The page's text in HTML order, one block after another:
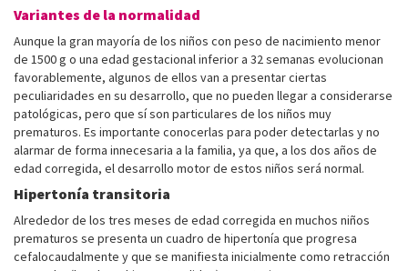
Variantes de la normalidad
Aunque la gran mayoría de los niños con peso de nacimiento menor
de 1500 g o una edad gestacional inferior a 32 semanas evolucionan
favorablemente, algunos de ellos van a presentar ciertas
peculiaridades en su desarrollo, que no pueden llegar a considerarse
patológicas, pero que sí son particulares de los niños muy
prematuros. Es importante conocerlas para poder detectarlas y no
alarmar de forma innecesaria a la familia, ya que, a los dos años de
edad corregida, el desarrollo motor de estos niños será normal.
Hipertonía transitoria
Alrededor de los tres meses de edad corregida en muchos niños
prematuros se presenta un cuadro de hipertonía que progresa
cefalocaudalmente y que se manifiesta inicialmente como retracción